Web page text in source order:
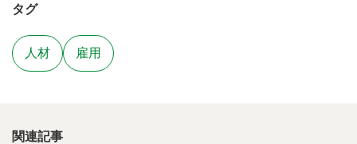
タグ
人材 雇用
関連記事